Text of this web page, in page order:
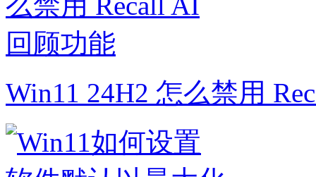
Win11 24H2 怎么禁用